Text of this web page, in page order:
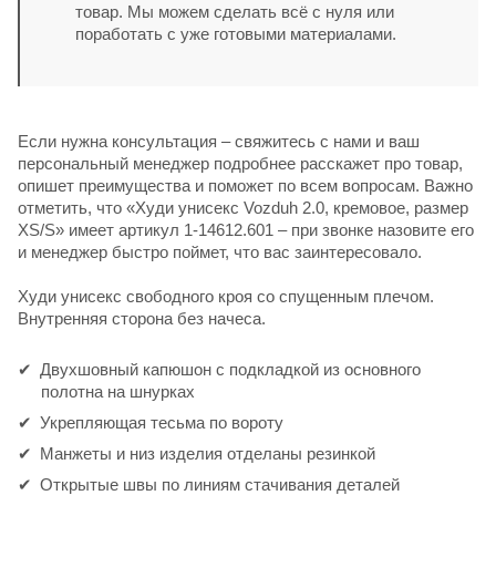
товар. Мы можем сделать всё с нуля или
поработать с уже готовыми материалами.
Если нужна консультация – свяжитесь с нами и ваш
персональный менеджер подробнее расскажет про товар,
опишет преимущества и поможет по всем вопросам. Важно
отметить, что «Худи унисекс Vozduh 2.0, кремовое, размер
XS/S» имеет артикул 1-14612.601 – при звонке назовите его
и менеджер быстро поймет, что вас заинтересовало.
Худи унисекс свободного кроя со спущенным плечом.
Внутренняя сторона без начеса.
Двухшовный капюшон с подкладкой из основного
полотна на шнурках
Укрепляющая тесьма по вороту
Манжеты и низ изделия отделаны резинкой
Открытые швы по линиям стачивания деталей